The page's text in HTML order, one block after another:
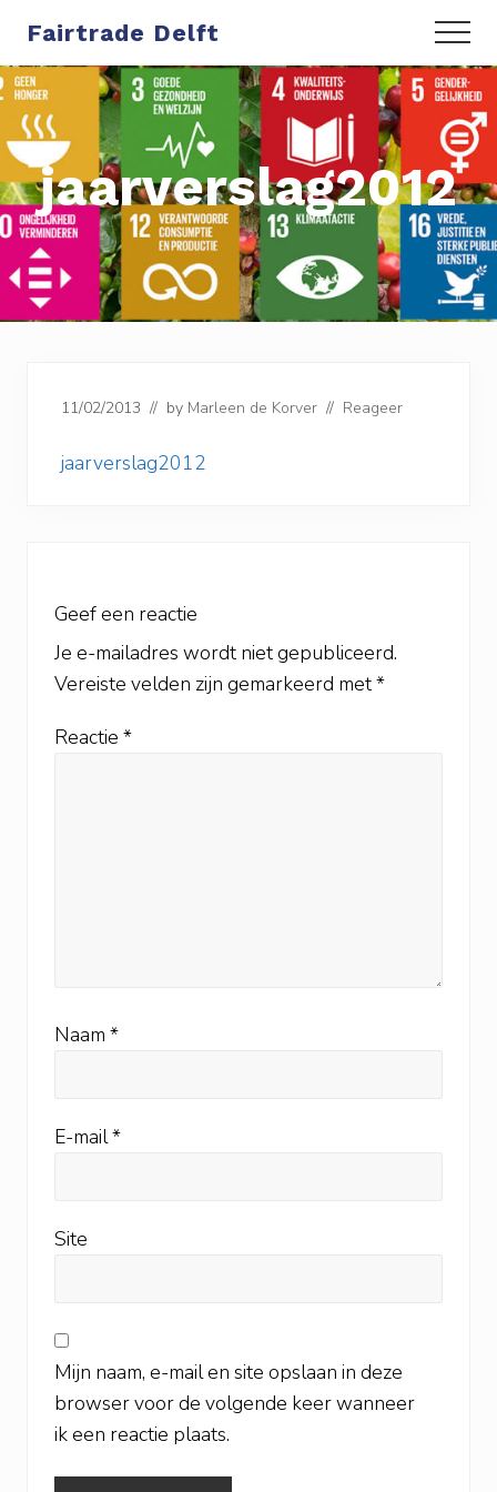
naar
de
hoofd
inhoud
naar
de
eerste
sidebar
Fairtrade Delft Menu
jaarverslag2012
11/02/2013 // by Marleen de Korver // Reageer
jaarverslag2012
Geef een reactie
Je e-mailadres wordt niet gepubliceerd.
Vereiste velden zijn gemarkeerd met*
Reactie *
Naam *
E-mail*
Site
Mijn naam, e-mail en site opslaan in deze
browser voor de volgende keer wanneer
ik een reactie plaats.